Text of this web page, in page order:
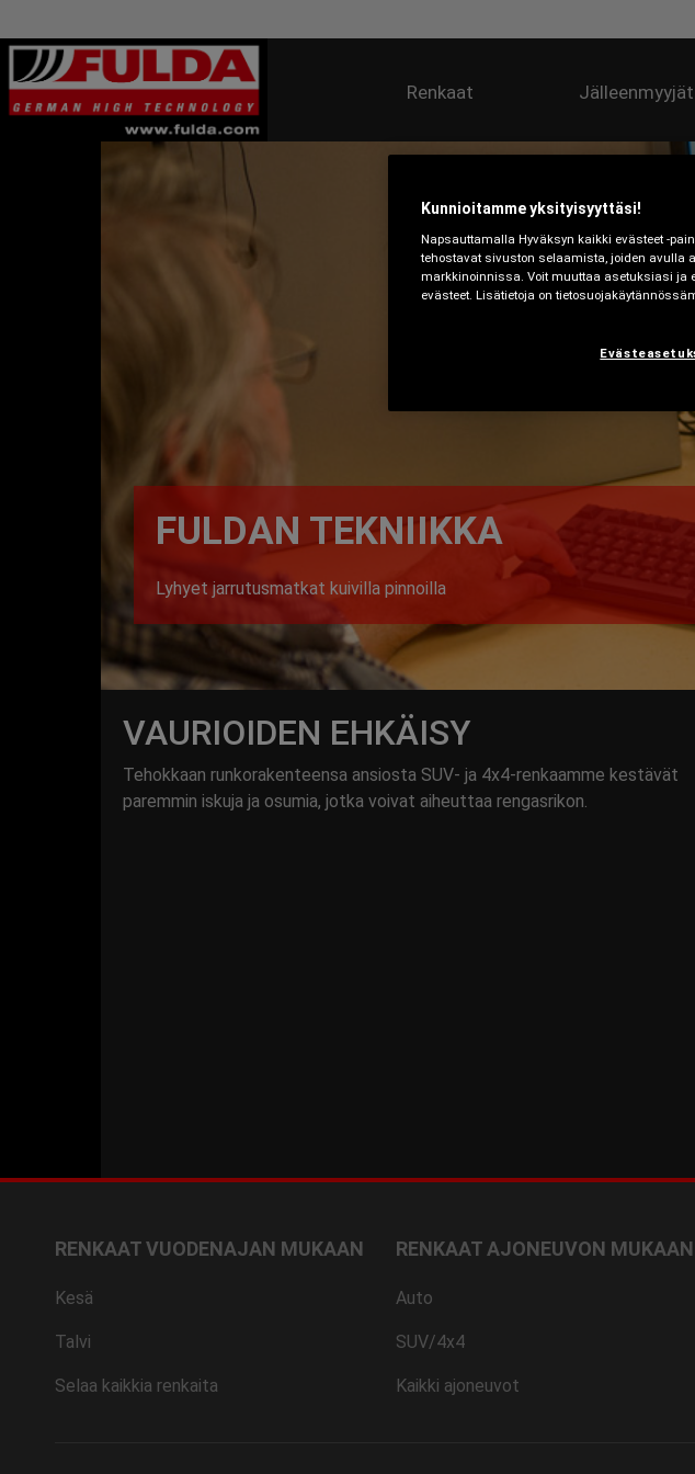
Renkaat Jälleenmyyjät
FULDAN TEKNIIKKA
Lyhyet jarrutusmatkat kuivilla pinnoilla
VAURIOIDEN EHKÄISY
Tehokkaan runkorakenteensa ansiosta SUV- ja 4x4-renkaamme kestävät
paremmin iskuja ja osumia, jotka voivat aiheuttaa rengasrikon.
RENKAAT VUODENAJAN MUKAAN
Kesä
Talvi
Selaa kaikkia renkaita
RENKAAT AJONEUVON MUKAAN
Auto
SUV/4x4
Kaikki ajoneuvot
Kunnioitamme yksityisyyttäsi!
Napsauttamalla Hyväksyn kaikki evästeet -
tehostavat sivuston selaamista, joiden avulla
markkinoinnissa. Voit muuttaa asetuksiasi ja
evästeet. Lisätietoja on